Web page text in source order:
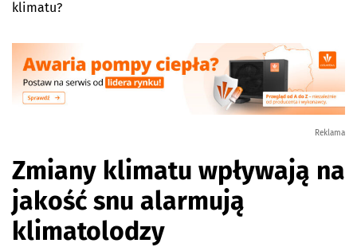
klimatu?
Reklama
Zmiany klimatu wpływają na
jakość snu alarmują
klimatolodzy